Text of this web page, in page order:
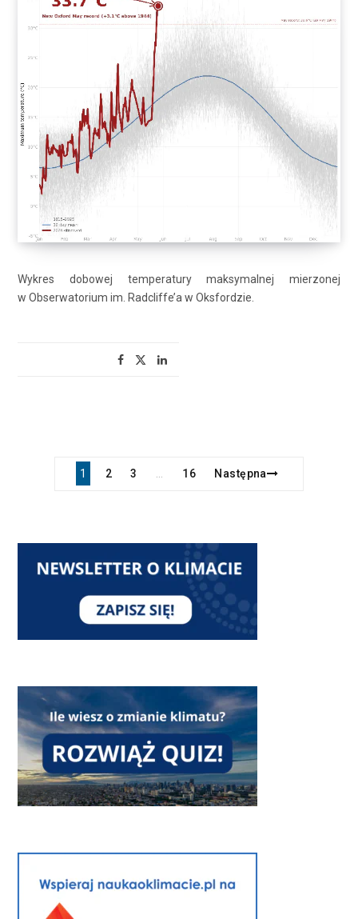
Wykres dobowej temperatury maksymalnej mierzonej
w Obserwatorium im. Radcliffe’a w Oksfordzie.
1 2 3 16 Następna